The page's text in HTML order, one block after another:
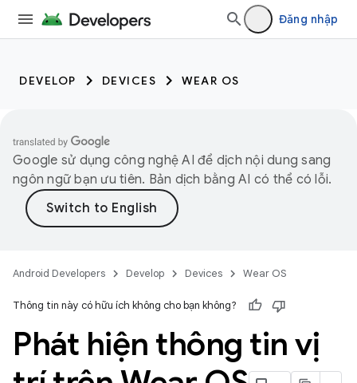
Đăng nhập
DEVELOP DEVICES WEAR OS
Google sử dụng công nghệ AI để dịch nội dung sang
ngôn ngữ bạn ưu tiên. Bản dịch bằng AI có thể có lỗi.
Android Developers Develop Devices Wear OS
Thông tin này có hữu ích không cho bạn không?
Phát hiện thông tin vị